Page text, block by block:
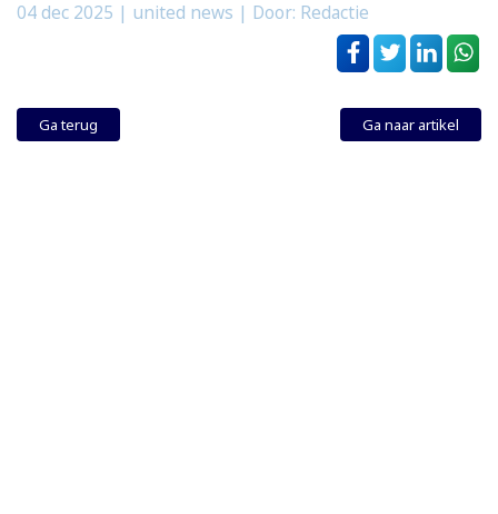
04 dec 2025 | united news | Door: Redactie
Ga terug Ga naar artikel